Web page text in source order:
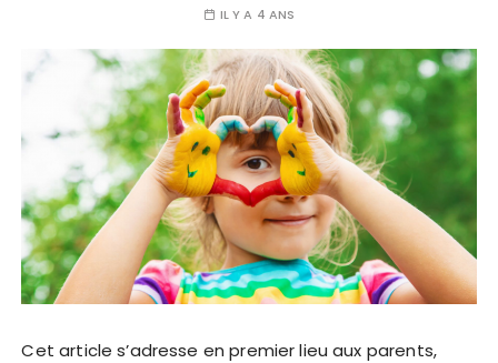
IL Y A 4 ANS
Cet article s’adresse en premier lieu aux parents,